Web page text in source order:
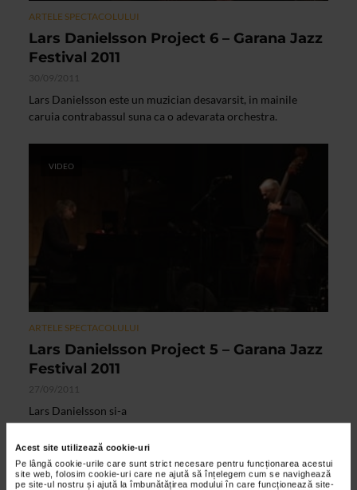
Acest site utilizează cookie-uri
Pe lângă cookie-urile care sunt strict necesare pentru funcționarea acestui
site web, folosim cookie-uri care ne ajută să înțelegem cum se navighează
pe site-ul nostru și ajută la îmbunătățirea modului în care funcționează site-
ARTELE SPECTACOLULUI
Lars Danielsson Project 6 – Garana Jazz
Festival 2011
30/09/2011
Lars Danielsson este un muzician desavarsit, in mainile
caruia contrabassul suna ca o adevarata orchestra.
VIDEO
ARTELE SPECTACOLULUI
Lars Danielsson Project 5 – Garana Jazz
Festival 2011
27/09/2011
Lars Danielsson si-a
facut educatia muzicala la Conservatorul de Muzica din
Gothenburg. El canta la
contrabas, bas electric si violoncel.